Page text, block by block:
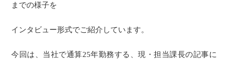
までの様子を
インタビュー形式でご紹介しています。
今回は、当社で通算25年勤務する、現・担当課長の記事に